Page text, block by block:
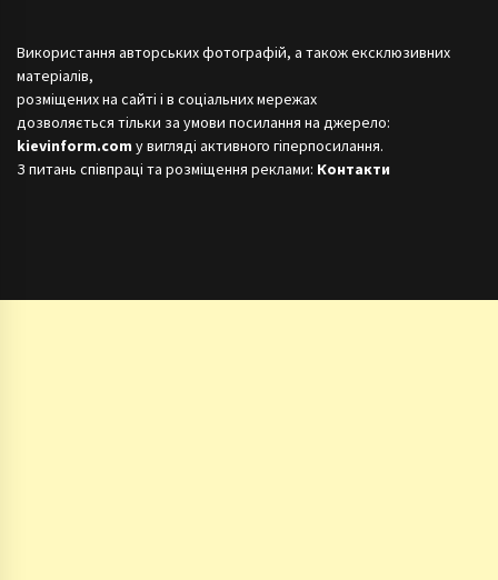
Використання авторських фотографій, а також ексклюзивних
матеріалів,
розміщених на сайті і в соціальних мережах
дозволяється тільки за умови посилання на джерело:
kievinform.com у вигляді активного гіперпосилання.
З питань співпраці та розміщення реклами: Контакти